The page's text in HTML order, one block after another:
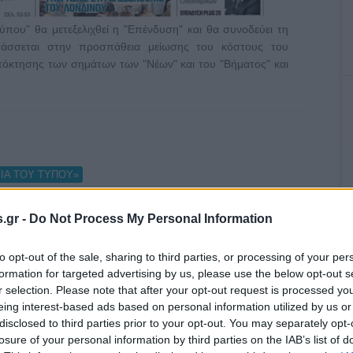
- Do Not Process My Personal Information
opt-out of the sale, sharing to third parties, or processing of your
for targeted advertising by us, please use the below opt-out
selection. Please note that after your opt-out request is processed
interest-based ads based on personal information utilized by us
to third parties prior to your opt-out. You may separately
of your personal information by third parties on the IAB’s list of
θα μετεξελιχθεί η "Επένδυση" και θα συνοδεύει τη
στην προσπάθεια μείωσης του κόστους του
των σημάτων των "Νέων" και του "Βήματος" και
ΤΟΥ ΤΥΠΟΥ»
ενδιαφέρομαι για το